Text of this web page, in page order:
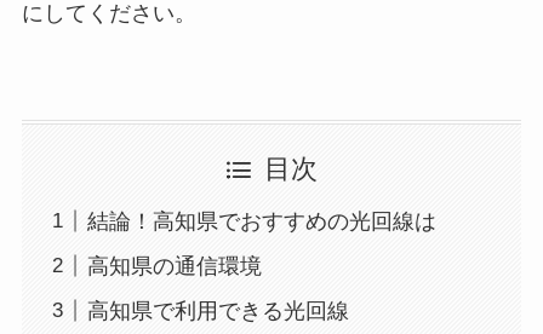
にしてください。
目次
結論！高知県でおすすめの光回線は
高知県の通信環境
高知県で利用できる光回線